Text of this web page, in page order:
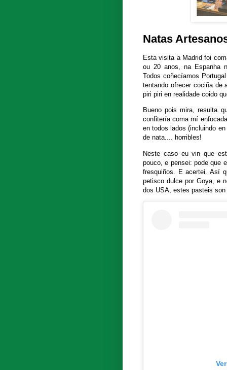
Natas
Esta visita a Madrid foi
ou 20 anos, na Espanha
Todos coñecíamos
tentando ofrecer cociña de
piri piri en realidade coido
Bueno pois mira, resulta
confitería coma mí
en todos lados (incluindo
de nata.... horribles!
Neste caso eu vin que
pouco, e pensei: pode que
fresquiños. E acertei. Así
petisco dulce por Goya, e
dos USA, estes pasteis